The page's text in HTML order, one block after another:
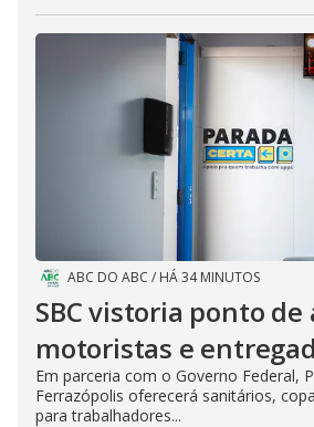
ABC DO ABC / HÁ 34 MINUTOS
SBC vistoria ponto de
motoristas e
Em parceria com o Governo Federal,
Ferrazópolis oferecerá sanitários,
para trabalhadores...